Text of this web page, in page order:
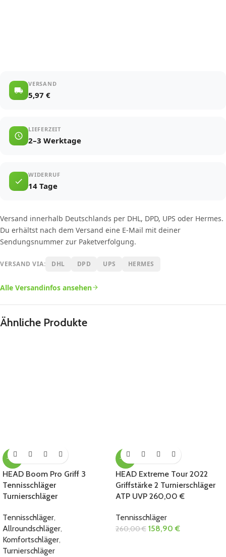
VERSAND
5,97 €
LIEFERZEIT
2–3 Werktage
WIDERRUF
14 Tage
Versand innerhalb Deutschlands per DHL, DPD, UPS oder Hermes.
Du erhältst nach dem Versand eine E-Mail mit deiner
Sendungsnummer zur Paketverfolgung.
VERSAND VIA: DHL DPD UPS HERMES
Alle Versandinfos ansehen
Ähnliche Produkte
-43%
HEAD Boom Pro Griff 3
Tennisschläger
Turnierschläger
Tennisschläger,
Allroundschläger,
Komfortschläger,
Turnierschläger
-39%
HEAD Extreme Tour 2022
Griffstärke 2 Turnierschläger
ATP UVP 260,00 €
Tennisschläger
260,00€ 158,90€